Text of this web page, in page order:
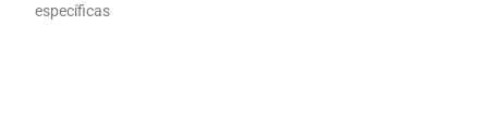
específicas